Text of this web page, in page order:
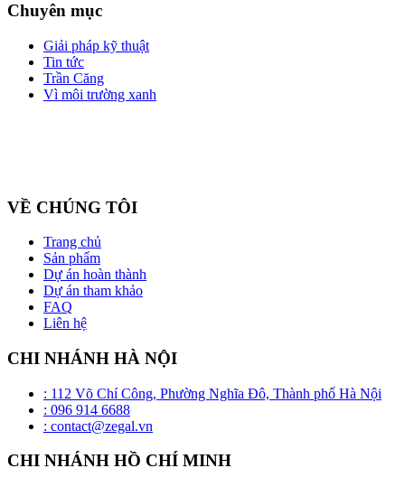
Chuyên mục
Giải pháp kỹ thuật
Tin tức
Trần Căng
Vì môi trường xanh
VỀ CHÚNG TÔI
Trang chủ
Sản phẩm
Dự án hoàn thành
Dự án tham khảo
FAQ
Liên hệ
CHI NHÁNH HÀ NỘI
: 112 Võ Chí Công, Phường Nghĩa Đô, Thành phố Hà Nội
: 096 914 6688
: contact@zegal.vn
CHI NHÁNH HỒ CHÍ MINH